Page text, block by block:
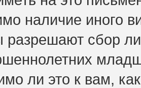
наличие иного
разрешают сбор
ли это к вам,